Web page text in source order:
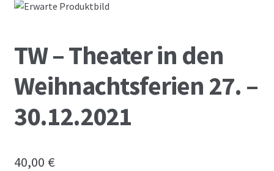
TW – Theater in den
Weihnachtsferien 27. –
30.12.2021
40,00 €